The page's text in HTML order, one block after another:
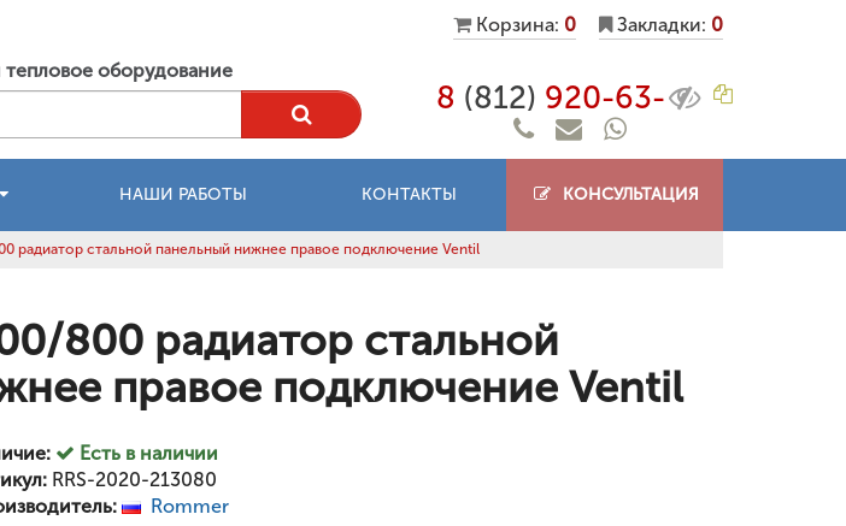
Корзина: 0 Закладки: 0
оборудование
8 (812) 920-63-
НАШИ РАБОТЫ КОНТАКТЫ КОНСУЛЬТАЦИЯ
радиатор стальной панельный нижнее правое подключение Ventil
800 радиатор стальной
правое подключение Ventil
Есть в наличии
RRS-2020-213080
Rommer